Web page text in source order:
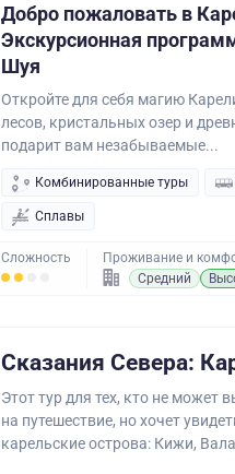
Добро пожаловать в
Экскурсионная
Шуя
Откройте для себя магию
лесов, кристальных озер и
подарит вам незабываемые...
Комбинированные туры
Сплавы
Сложность
Проживание и
Средний
Сказания Севера:
Этот тур для тех, кто не может
на путешествие, но хочет
карельские острова: Кижи,